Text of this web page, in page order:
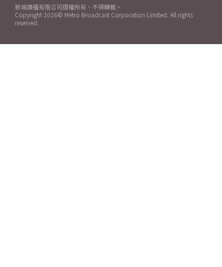
新城廣播有限公司版權所有，不得轉載。
Copyright 2026© Metro Broadcast Corporation Limited. All rights
reserved.